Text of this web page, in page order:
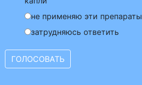
не применяю эти препараты
затрудняюсь ответить